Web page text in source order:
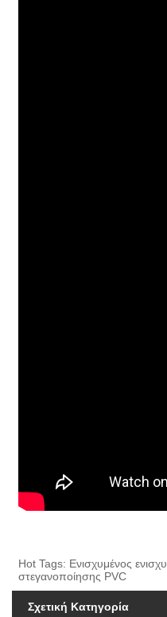
Hot Tags: Ενισχυμένος
στεγανοποίησης PVC
Σχετική Κατηγορία